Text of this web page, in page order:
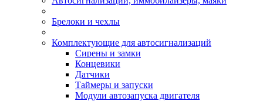
Брелоки и чехлы
Комплектующие для автосигнализаций
Сирены и замки
Концевики
Датчики
Таймеры и запуски
Модули автозапуска двигателя